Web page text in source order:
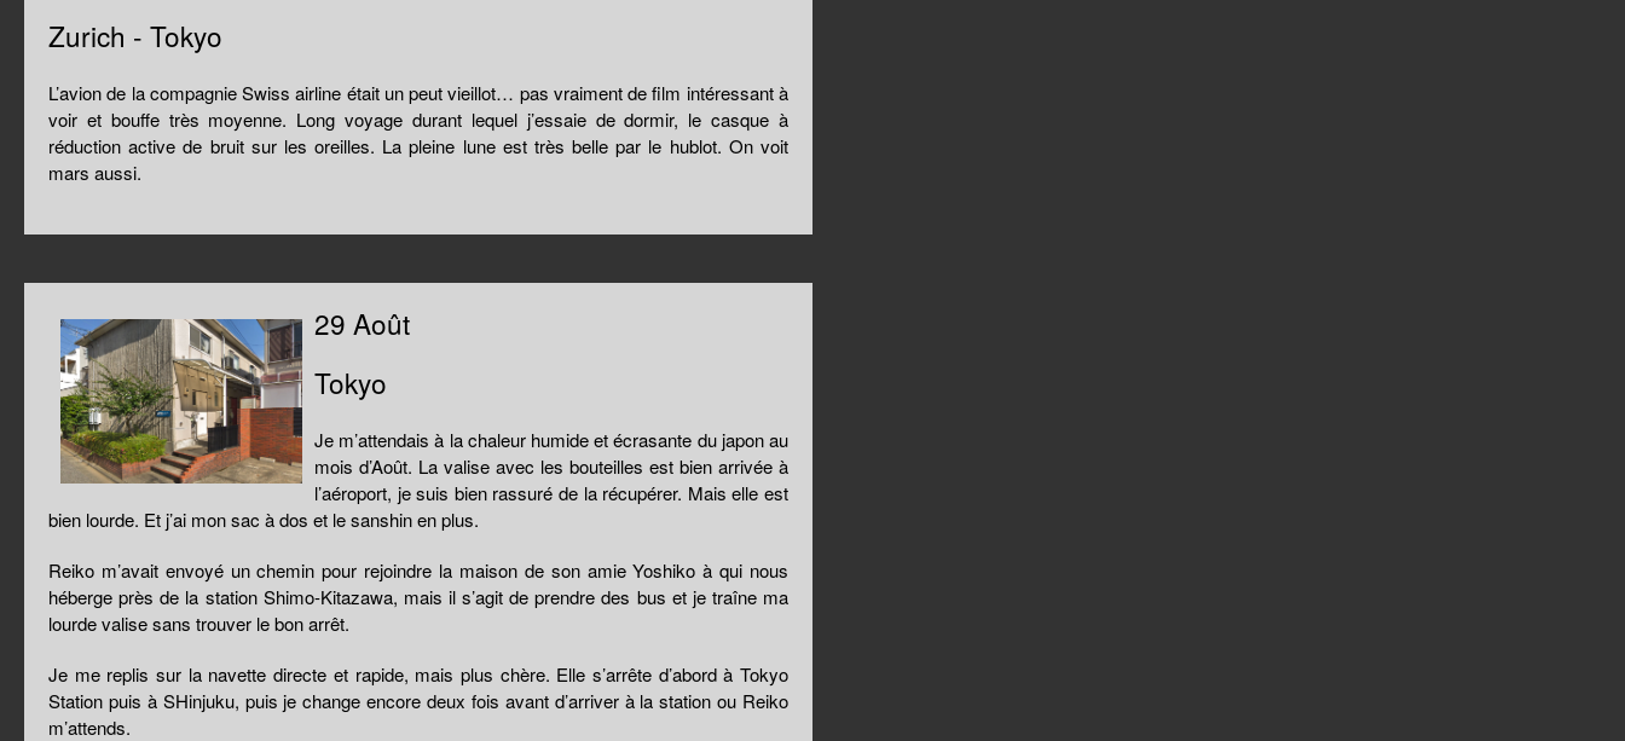
Zurich - Tokyo
L’avion de la compagnie Swiss airline était un peut vieillot… pas vraiment de film intéressant à
voir et bouffe très moyenne. Long voyage durant lequel j’essaie de dormir, le casque à
réduction active de bruit sur les oreilles. La pleine lune est très belle par le hublot. On voit
mars aussi.
29 Août
Tokyo
Je m’attendais à la chaleur humide et écrasante du japon au
mois d’Août. La valise avec les bouteilles est bien arrivée à
l’aéroport, je suis bien rassuré de la récupérer. Mais elle est
bien lourde. Et j’ai mon sac à dos et le sanshin en plus.
Reiko m’avait envoyé un chemin pour rejoindre la maison de son amie Yoshiko à qui nous
héberge près de la station Shimo-Kitazawa, mais il s’agit de prendre des bus et je traîne ma
lourde valise sans trouver le bon arrêt.
Je me replis sur la navette directe et rapide, mais plus chère. Elle s’arrête d’abord à Tokyo
Station puis à SHinjuku, puis je change encore deux fois avant d’arriver à la station ou Reiko
m’attends.